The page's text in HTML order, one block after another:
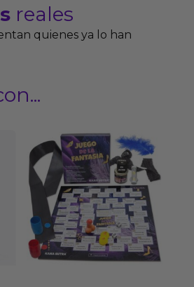
reales
quienes ya lo han